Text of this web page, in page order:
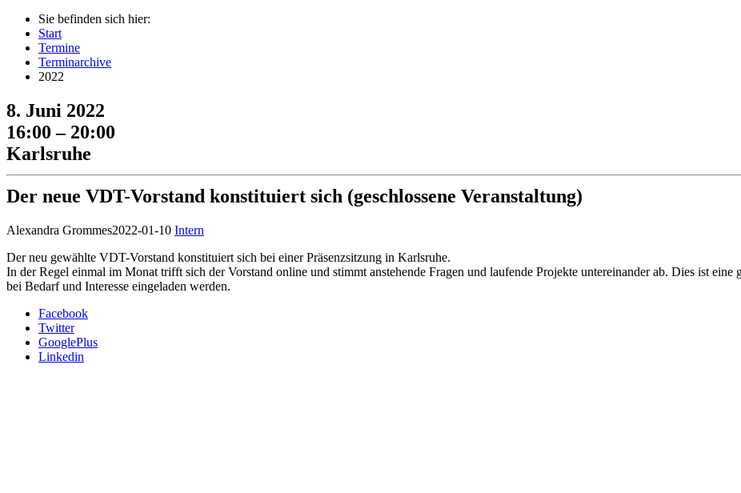
Sie befinden sich hier:
Start
Termine
Terminarchive
2022
8. Juni 2022
16:00 – 20:00
Karlsruhe
Der neue VDT-Vorstand konstituiert sich (geschlossene Veranstaltung)
Alexandra Grommes2022-01-10 Intern
Der neu gewählte VDT-Vorstand konstituiert sich bei einer Präsenzsitzung in Karlsruhe.
In der Regel einmal im Monat trifft sich der Vorstand online und stimmt anstehende Fragen und laufende Projekte untereinander ab. Dies ist
bei Bedarf und Interesse eingeladen werden.
Facebook
Twitter
GooglePlus
Linkedin